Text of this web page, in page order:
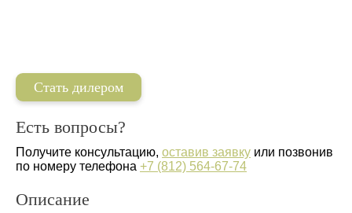
Стать дилером
Есть вопросы?
Получите консультацию, оставив заявку или позвонив
по номеру телефона +7 (812) 564-67-74
Описание